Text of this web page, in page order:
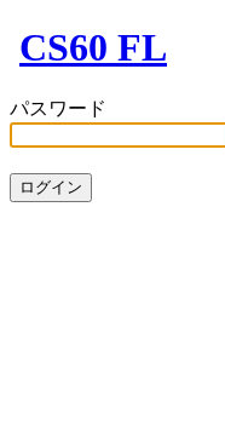
CS60 FL
パスワード